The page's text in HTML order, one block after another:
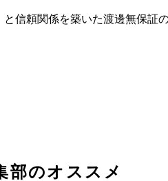
信頼関係を築いた渡邊無保
部のオススメ